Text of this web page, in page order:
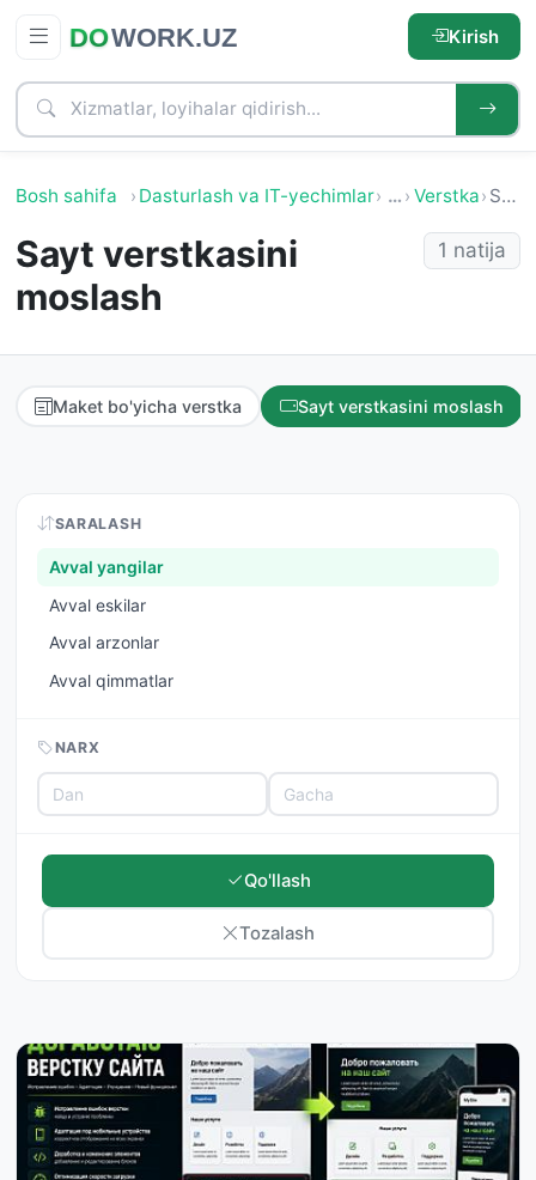
Kirish
Bosh sahifa Dasturlash va IT-yechimlar … Verstka Sayt verstkasini moslash
Sayt verstkasini
moslash
1 natija
Maket bo'yicha verstka Sayt verstkasini moslash
SARALASH
Avval yangilar
Avval eskilar
Avval arzonlar
Avval qimmatlar
NARX
Qo'llash
Tozalash